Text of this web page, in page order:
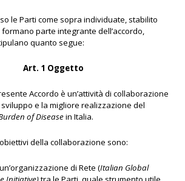
le Parti come sopra individuate, stabilito
parte integrante dell’accordo,
quanto segue:
Art. 1 Oggetto
Accordo è un’attività di collaborazione
e la migliore realizzazione del
of Diseasein Italia.
della collaborazione sono:
di Rete (Italian Global